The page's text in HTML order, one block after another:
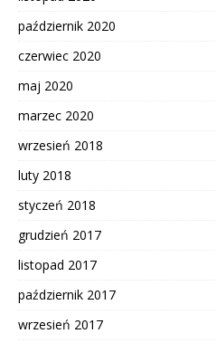
październik 2020
czerwiec 2020
maj 2020
marzec 2020
wrzesień 2018
luty 2018
styczeń 2018
grudzień 2017
listopad 2017
październik 2017
wrzesień 2017